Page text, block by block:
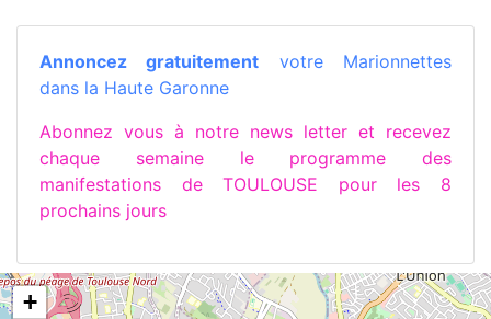
Annoncez gratuitement votre Marionnettes
dans la Haute Garonne
Abonnez vous à notre news letter et recevez
chaque semaine le programme des
manifestations de TOULOUSE pour les 8
prochains jours
+